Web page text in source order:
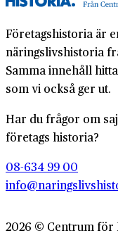
Företagshistoria är
näringslivshistoria
Samma innehåll
som vi också ger ut.
Har du frågor om
företags historia?
08-634 99 00
2026 © Centrum för